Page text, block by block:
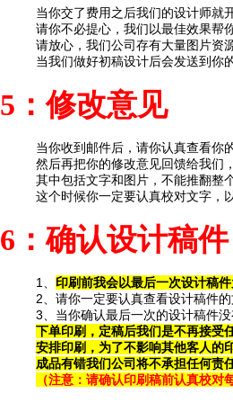
当你交了费用之后我们的设计师就
请你不必提心，我们以最佳效果帮
请放心，我们公司存有大量图片资
当我们做好初稿设计后会发送到你
5：修改意见
当你收到邮件后，请你认真查看你
然后再把你的修改意见回馈给我们
其中包括文字和图片，不能推翻整
这个时候你一定要认真校对文字，
6 ：确认设计稿件
1、 印刷前我会以最后一次设计稿件
2、请你一定要认真查看设计稿件的
3、当你确认最后一次的设计稿件
下单印刷，定稿后我们是不再接受
安排印刷，为了不影响其他客人的
成品有错我们公司将不承担任何责任
（注意：请确认印刷稿前认真校